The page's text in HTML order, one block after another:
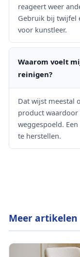
reageert weer
Gebruik bij twijfel
voor kunstleer.
Waarom voelt
reinigen?
Dat wijst meestal
product
weggespoeld.
te herstellen.
Meer artikelen